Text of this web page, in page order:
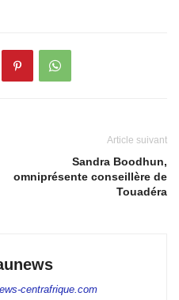
Article suivant
Sandra Boodhun,
omniprésente conseillère de
Touadéra
centrafrique.com